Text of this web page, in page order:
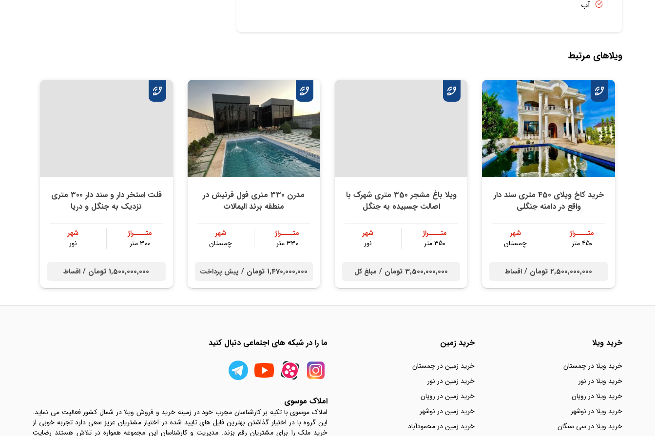
آب
ویلاهای مرتبط
خرید کاخ ویلای 450 متری سند دار
واقع در دامنه جنگلی
متــــراژ
450 متر
شهر
چمستان
2,500,000,000 تومان / اقساط
ویلا باغ مشجر 350 متری شهرک با
اصالت چسبیده به جنگل
متــــراژ
350 متر
شهر
نور
3,500,000,000 تومان / مبلغ کل
مدرن 330 متری فول فرنیش در
منطقه برند الیمالات
متــــراژ
330 متر
شهر
چمستان
1,470,000,000 تومان / پیش پرداخت
فلت استخر دار و سند دار 300 متری
نزدیک به جنگل و دریا
متــــراژ
300 متر
شهر
نور
1,500,000,000 تومان / اقساط
خرید ویلا
خرید ویلا در چمستان
خرید ویلا در نور
خرید ویلا در رویان
خرید ویلا در نوشهر
خرید ویلا در سی سنگان
خرید زمین
خرید زمین در چمستان
خرید زمین در نور
خرید زمین در رویان
خرید زمین در نوشهر
خرید زمین در محمودآباد
ما را در شبکه های اجتماعی دنبال کنید
املاک موسوی
املاک موسوی با تکیه بر کارشناسان مجرب خود در زمینه خرید و فروش ویلا در شمال کشور فعالیت می نماید.
این گروه با در اختیار گذاشتن بهترین فایل های تایید شده در اختیار مشتریان عزیز سعی دارد تجربه خوبی از
خرید ملک را برای مشتریان رقم بزند. مدیریت و کارشناسان این مجموعه همواره در تلاش هستند رضایت